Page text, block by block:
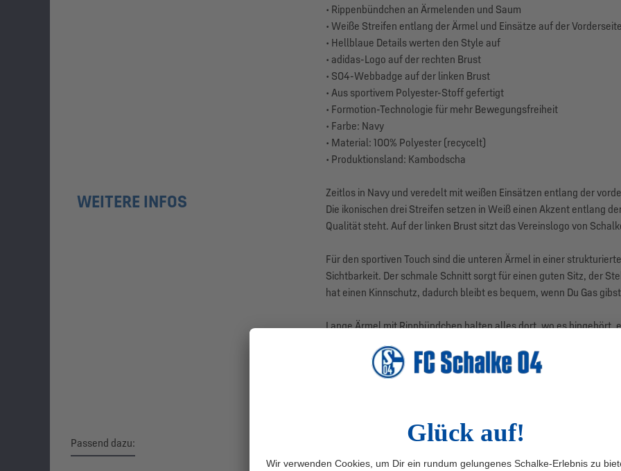
• Rippenbündchen an Ärmelenden und Saum
• Weiße Streifen entlang der Ärmel und Einsätze auf der Vorderseite
• Hellblaue Details werten den Style auf
• adidas-Logo auf der rechten Brust
• S04-Webbadge auf der linken Brust
• Aus sportivem Polyester-Stoff gefertigt
• Formotion-Technologie für mehr Bewegungsfreiheit
• Farbe: Navy
• Material: 100% Polyester (recycelt)
• Produktionsland: Kambodscha
WEITERE INFOS
Zeitlos in Navy und veredelt mit weißen Einsätzen entlang der
Die ikonischen drei Streifen setzen in Weiß einen Akzent entlang
Qualität steht. Auf der linken Brust sitzt das Vereinslogo von
Für den sportiven Touch sind die unteren Ärmel in einer
Sichtbarkeit. Der schmale Schnitt sorgt für einen guten Sitz, der
hat einen Kinnschutz, dadurch bleibt es bequem, wenn Du Gas
Lange Ärmel mit Rippbündchen halten alles dort, wo es hingehört,
Reißverschlusstaschen bieten sicheren Stauraum für Schlüssel
Herstellerangaben: adidas AG, Adi-Dassler-Str. 1, 91074
Passend dazu: